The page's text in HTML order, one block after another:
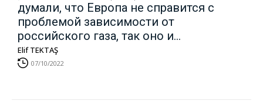
думали, что Европа не справится с
проблемой зависимости от
российского газа, так оно и...
Elif TEKTAŞ
07/10/2022